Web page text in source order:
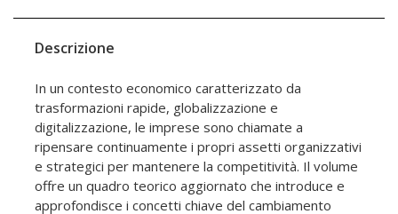
Descrizione
In un contesto economico caratterizzato da
trasformazioni rapide, globalizzazione e
digitalizzazione, le imprese sono chiamate a
ripensare continuamente i propri assetti organizzativi
e strategici per mantenere la competitività. Il volume
offre un quadro teorico aggiornato che introduce e
approfondisce i concetti chiave del cambiamento